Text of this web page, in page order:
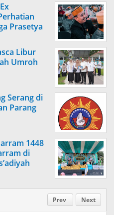
Prasetya
Libur
Umroh
Serang di
Parang
1448
di
Prev Next